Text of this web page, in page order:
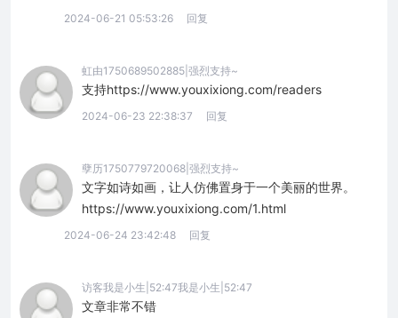
2024-06-21 05:53:26 回复
虹由1750689502885|强烈支持~
支持https://www.youxixiong.com/readers
2024-06-23 22:38:37 回复
孽历1750779720068|强烈支持~
文字如诗如画，让人仿佛置身于一个美丽的世界。
https://www.youxixiong.com/1.html
2024-06-24 23:42:48 回复
访客我是小生|52:47我是小生|52:47
文章非常不错